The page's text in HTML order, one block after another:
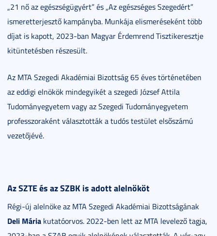
„21 nő az egészségügyért” és „Az egészséges Szegedért”
ismeretterjesztő kampányba. Munkája elismeréseként több
díjat is kapott, 2023-ban Magyar Érdemrend Tisztikeresztje
kitüntetésben részesült.
Az MTA Szegedi Akadémiai Bizottság 65 éves történetében
az eddigi elnökök mindegyikét a szegedi József Attila
Tudományegyetem vagy az Szegedi Tudományegyetem
professzoraként választották a tudós testület elsőszámú
vezetőjévé.
Az SZTE és az SZBK is adott alelnököt
Régi-új alelnöke az MTA Szegedi Akadémiai Bizottságának
Deli Mária kutatóorvos. 2022-ben lett az MTA levelező tagja,